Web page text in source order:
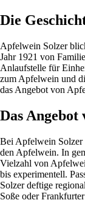
Die
Apfelwein Solzer
Jahr 1921 von
Anlaufstelle für
zum Apfelwein und
das Angebot von
Das Angebot
Bei Apfelwein Solzer
den Apfelwein. In
Vielzahl von
bis experimentell.
Solzer deftige
Soße oder